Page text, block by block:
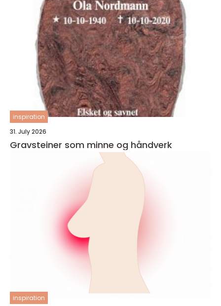
inspiration
31. July 2026
Gravsteiner som minne og håndverk
inspiration